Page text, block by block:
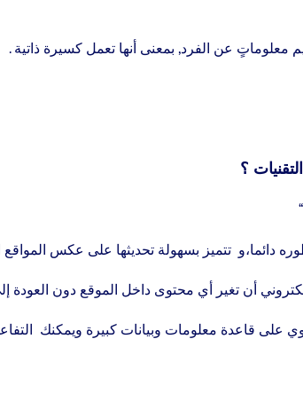
معلوماتٍ عن الفرد, بمعنى أنها تعمل كسيرة ذاتية .
؟
دائما،و تتميز بسهولة تحديثها على عكس المواقع
أن تغير أي محتوى داخل الموقع دون العودة
على قاعدة معلومات وبيانات كبيرة ويمكنك